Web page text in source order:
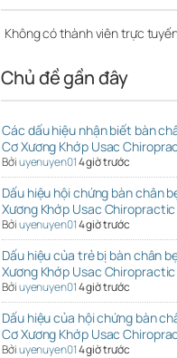
Không có thành viên trực
Chủ đề gần đây
Các dấu hiệu nhận biết bàn
Cơ Xương Khớp Usac
Bởiuyenuyen014 giờ trước
Dấu hiệu hội chứng bàn chân
Xương Khớp Usac Chiropractic
Bởiuyenuyen014 giờ trước
Dấu hiệu của trẻ bị bàn chân
Xương Khớp Usac Chiropractic
Bởiuyenuyen014 giờ trước
Dấu hiệu của hội chứng bàn
Cơ Xương Khớp Usac
Bởiuyenuyen014 giờ trước